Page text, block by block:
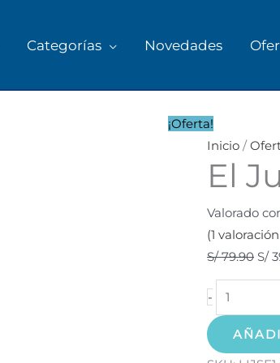
Categorías Novedades
¡Oferta!
Inicio /
El
Valorado
(1
S/79.90
era:
S/
S/
-
del
Sexo
cantidad